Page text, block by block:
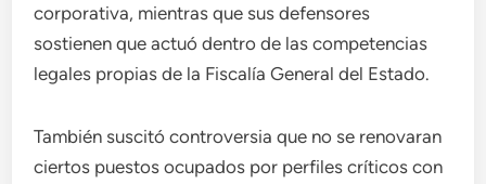
corporativa, mientras que sus defensores
sostienen que actuó dentro de las competencias
legales propias de la Fiscalía General del Estado.
También suscitó controversia que no se renovaran
ciertos puestos ocupados por perfiles críticos con